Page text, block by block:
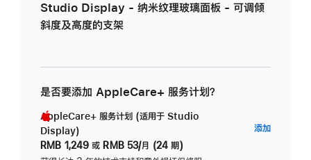
Studio Display - 纳米纹理玻璃面板 - 可调倾
斜度及高度的支架
是否要添加 AppleCare+ 服务计划？
AppleCare+ 服务计划 (适用于 Studio
Display)
RMB 1,249 或 RMB 53/月 (24 期)
添加